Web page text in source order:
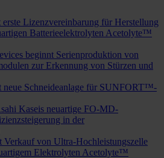
Lizenzvereinbarung für Herstellung
Batterieelektrolyten Acetolyte™
beginnt Serienproduktion von
zur Erkennung von Stürzen und
neue Schneideanlage für SUNFORT™-
Kaseis neuartige FO-MD-
in der
Verkauf von Ultra-Hochleistungszelle
Elektrolyten Acetolyte™